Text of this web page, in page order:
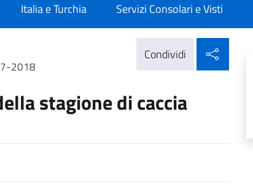
Italia e Turchia Servizi Consolari e Visti
2018
Condividi
stagione di caccia